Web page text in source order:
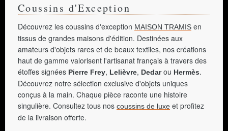
Coussins d'Exception
Découvrez les coussins d'exception MAISON TRAMIS en
tissus de grandes maisons d'édition. Destinées aux
amateurs d'objets rares et de beaux textiles, nos créations
haut de gamme valorisent l'artisanat français à travers des
étoffes signées Pierre Frey, Lelièvre, Dedarou Hermès.
Découvrez notre sélection exclusive d'objets uniques
conçus à la main. Chaque pièce raconte une histoire
singulière. Consultez tous nos coussins de luxe et profitez
de la livraison offerte.